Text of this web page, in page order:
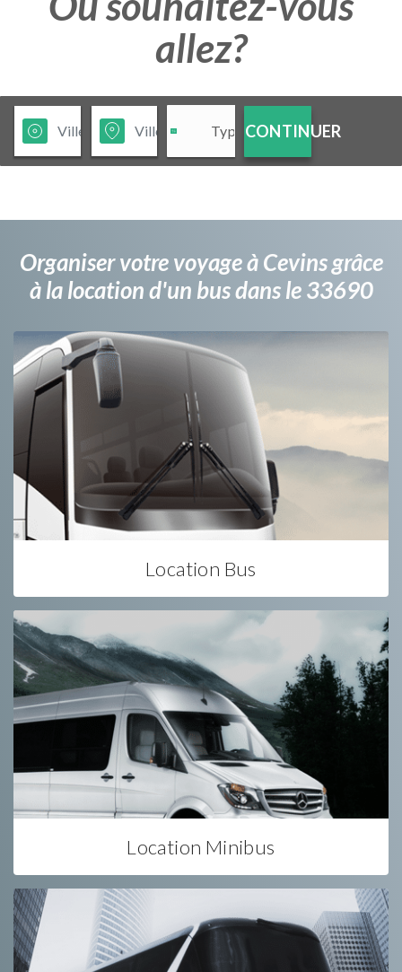
allez?
CONTINUER
Organiser votre voyage à Cevins grâce
à la location d'un bus dans le 33690
Location Bus
Location Minibus